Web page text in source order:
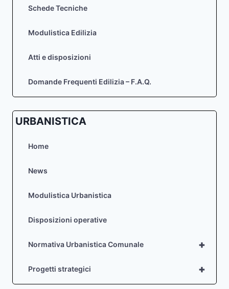
Schede Tecniche
Modulistica Edilizia
Atti e disposizioni
Domande Frequenti Edilizia – F.A.Q.
URBANISTICA
Home
News
Modulistica Urbanistica
Disposizioni operative
+
Normativa Urbanistica Comunale
+
Progetti strategici